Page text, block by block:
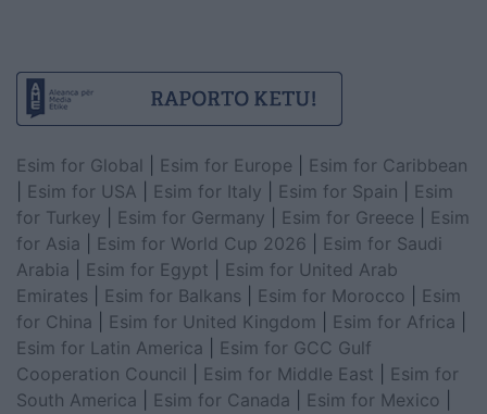
Esim for Global Esim for Europe
Esim for Caribbean
Esim for USA Esim for Italy Esim for Spain
Esim
for Turkey
Esim for Germany Esim for Greece
Esim
for Asia
Esim for World Cup 2026
Esim for Saudi
Arabia
Esim for Egypt
Esim for United Arab
Emirates
Esim for Balkans Esim for Morocco
Esim
for China
Esim for United Kingdom Esim for Africa
Esim for Latin America
Esim for GCC Gulf
Cooperation Council
Esim for Middle East
Esim for
South America
Esim for Canada Esim for Mexico